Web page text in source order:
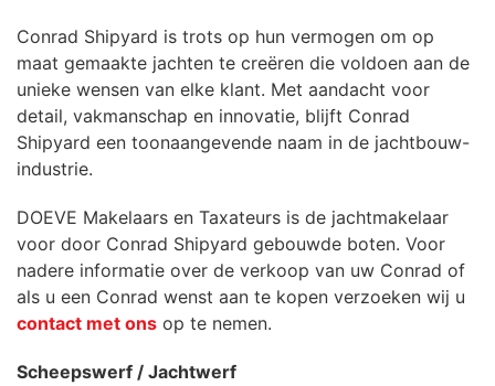
Conrad Shipyard is trots op hun vermogen om op
maat gemaakte jachten te creëren die voldoen aan de
unieke wensen van elke klant. Met aandacht voor
detail, vakmanschap en innovatie, blijft Conrad
Shipyard een toonaangevende naam in de jachtbouw-
industrie.
DOEVE Makelaars en Taxateurs is de jachtmakelaar
voor door Conrad Shipyard gebouwde boten. Voor
nadere informatie over de verkoop van uw Conrad of
als u een Conrad wenst aan te kopen verzoeken wij u
contact met ons op te nemen.
Scheepswerf / Jachtwerf